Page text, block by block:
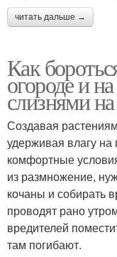
читать дальше →
Как
огороде и
слизнями
Создавая
удерживая влагу
комфортные
из размножение,
кочаны и собирать
проводят рано
вредителей
там погибают.